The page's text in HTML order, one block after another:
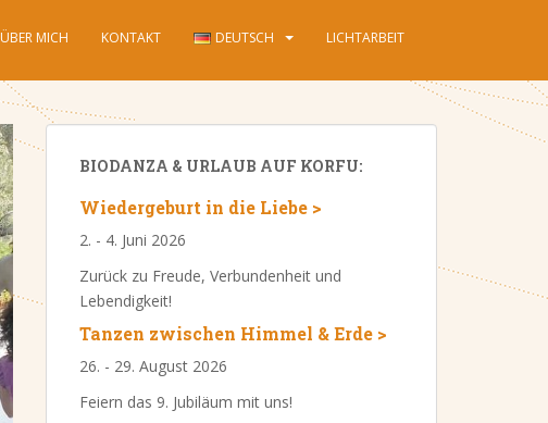
ÜBER MICH KONTAKT DEUTSCH LICHTARBEIT
BIODANZA & URLAUB AUF KORFU:
Wiedergeburt in die Liebe >
2. - 4. Juni 2026
Zurück zu Freude, Verbundenheit und
Lebendigkeit!
Tanzen zwischen Himmel & Erde >
26. - 29. August 2026
Feiern das 9. Jubiläum mit uns!